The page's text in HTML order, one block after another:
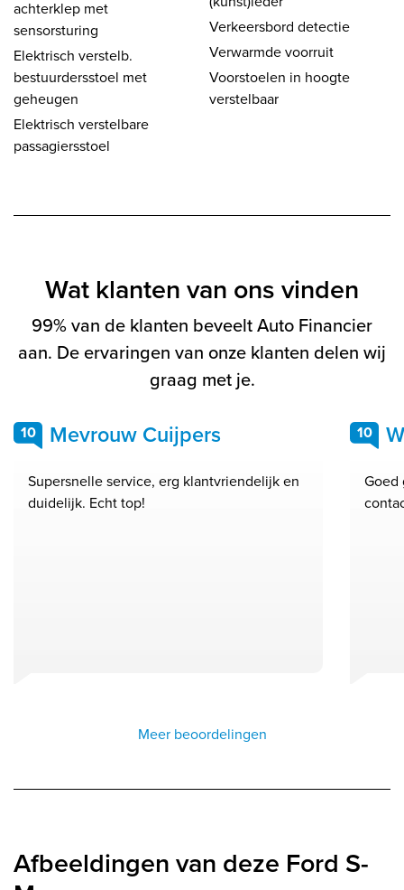
achterklep met
sensorsturing
Elektrisch verstelb.
bestuurdersstoel met
geheugen
Elektrisch verstelbare
passagiersstoel
Verkeersbord detectie
Verwarmde voorruit
Voorstoelen in hoogte
verstelbaar
Wat klanten van ons vinden
99% van de klanten beveelt Auto Financier
aan. De ervaringen van onze klanten delen wij
graag met je.
10 Mevrouw Cuijpers
Supersnelle service, erg klantvriendelijk en
duidelijk. Echt top!
10
Goed
Meer beoordelingen
Afbeeldingen van deze Ford S-